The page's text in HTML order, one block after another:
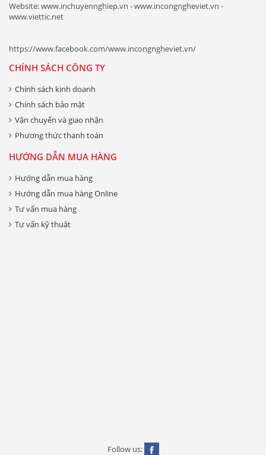
Website: www.inchuyennghiep.vn - www.incongngheviet.vn -
www.viettic.net
https://www.facebook.com/www.incongngheviet.vn/
CHÍNH SÁCH CÔNG TY
Chính sách kinh doanh
Chính sách bảo mật
Vận chuyển và giao nhận
Phương thức thanh toán
HƯỚNG DẪN MUA HÀNG
Hướng dẫn mua hàng
Hướng dẫn mua hàng Online
Tư vấn mua hàng
Tư vấn kỹ thuật
Follow us: